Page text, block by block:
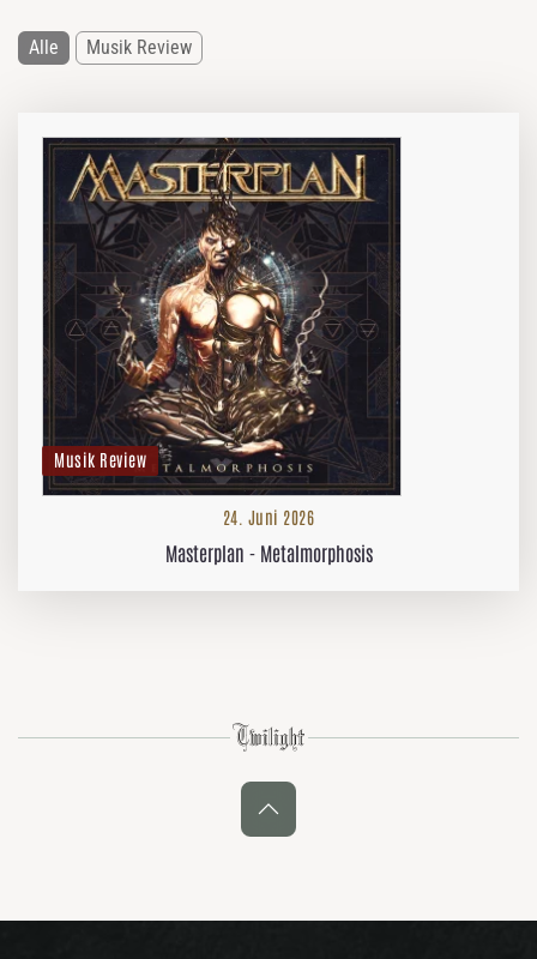
Alle Musik Review
Musik Review
24. Juni 2026
Masterplan - Metalmorphosis